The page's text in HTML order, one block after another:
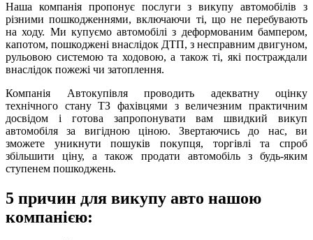
Наша компанія пропонує послуги з викупу автомобілів з
різними пошкодженнями, включаючи ті, що не перебувають
на ходу. Ми купуємо автомобілі з деформованим бампером,
капотом, пошкоджені внаслідок ДТП, з несправним двигуном,
рульовою системою та ходовою, а також ті, які постраждали
внаслідок пожежі чи затоплення.
Компанія Автокупівля проводить адекватну оцінку
технічного стану ТЗ фахівцями з величезним практичним
досвідом і готова запропонувати вам швидкий викуп
автомобіля за вигідною ціною. Звертаючись до нас, ви
зможете уникнути пошуків покупця, торгівлі та спроб
збільшити ціну, а також продати автомобіль з будь-яким
ступенем пошкоджень.
5 причин для викупу авто нашою
компанією: